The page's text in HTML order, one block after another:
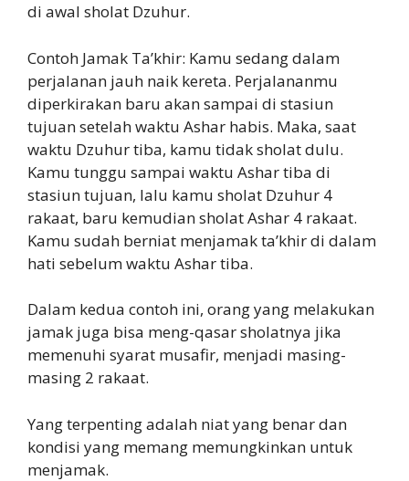
di awal sholat Dzuhur.
Contoh Jamak Ta’khir: Kamu sedang dalam
perjalanan jauh naik kereta. Perjalananmu
diperkirakan baru akan sampai di stasiun
tujuan setelah waktu Ashar habis. Maka, saat
waktu Dzuhur tiba, kamu tidak sholat dulu.
Kamu tunggu sampai waktu Ashar tiba di
stasiun tujuan, lalu kamu sholat Dzuhur 4
rakaat, baru kemudian sholat Ashar 4 rakaat.
Kamu sudah berniat menjamak ta’khir di dalam
hati sebelum waktu Ashar tiba.
Dalam kedua contoh ini, orang yang melakukan
jamak juga bisa meng-qasar sholatnya jika
memenuhi syarat musafir, menjadi masing-
masing 2 rakaat.
Yang terpenting adalah niat yang benar dan
kondisi yang memang memungkinkan untuk
menjamak.